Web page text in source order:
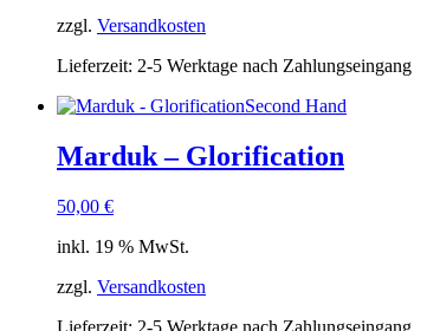
zzgl. Versandkosten
Lieferzeit: 2-5 Werktage nach Zahlungseingang
Second Hand
Marduk – Glorification
50,00 €
inkl. 19 % MwSt.
zzgl. Versandkosten
Lieferzeit: 2-5 Werktage nach Zahlungseingang